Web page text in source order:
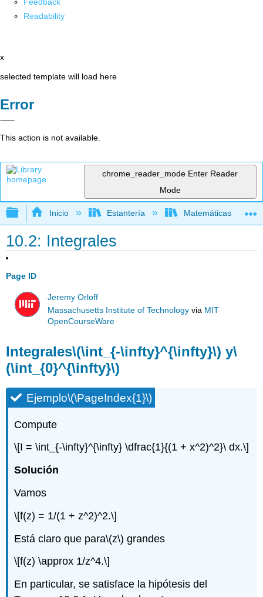
Feedback
Readability
x
selected template will load here
Error
This action is not available.
chrome_reader_mode Enter Reader
Mode
Expandir/contraer jerarquía global
Inicio Estantería Matemáticas
10.2: Integrales
Page ID
Jeremy Orloff
Massachusetts Institute of Technology via MIT
OpenCourseWare
Integrales\(\int_{-\infty}^{\infty}\) y\
(\int_{0}^{\infty}\)
Ejemplo\(\PageIndex{1}\)
Compute
\[I = \int_{-\infty}^{\infty} \dfrac{1}{(1 + x^2)^2}\ dx.\]
Solución
Vamos
\[f(z) = 1/(1 + z^2)^2.\]
Está claro que para\(z\) grandes
\[f(z) \approx 1/z^4.\]
En particular, se satisface la hipótesis del